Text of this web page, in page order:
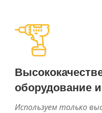
оборудование
Используем только